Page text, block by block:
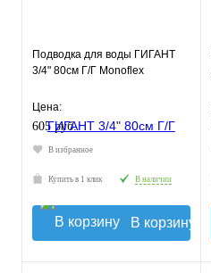
Подводка для воды ГИГАНТ
3/4" 80см Г/Г Monoflex
Цена:
605 руб.
В избранное
Купить в 1 клик В наличии
В корзину